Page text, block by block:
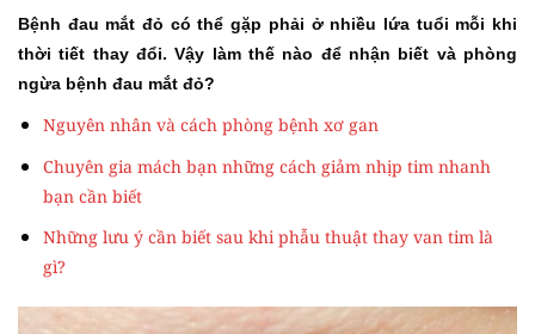
Bệnh đau mắt đỏ có thể gặp phải ở nhiều lứa tuổi mỗi khi
thời tiết thay đổi. Vậy làm thế nào để nhận biết và phòng
ngừa bệnh đau mắt đỏ?
Nguyên nhân và cách phòng bệnh xơ gan
Chuyên gia mách bạn những cách giảm nhịp tim nhanh
bạn cần biết
Những lưu ý cần biết sau khi phẫu thuật thay van tim là
gì?